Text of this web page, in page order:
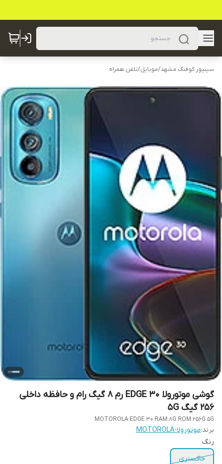
سینیور کوفنگ مشهد/موبایل/تلفن همراه
گوشی موتورولا EDGE 30 رم 8 گیگ رام و حافظه داخلی
256 گیگ 5G
MOTOROLA EDGE 30 RAM:8G ROM:256G 5G
برند:موتورولا-MOTOROLA
رنگ
خاکستری